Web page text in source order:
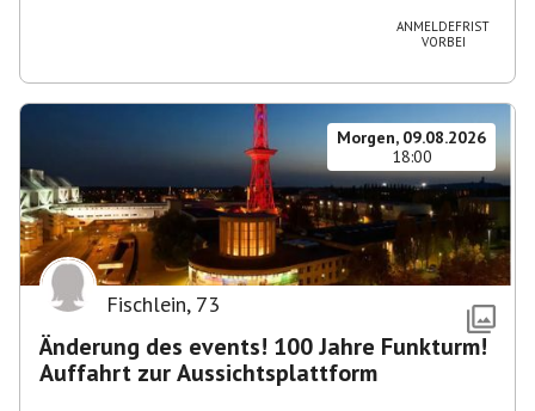
ANMELDEFRIST
VORBEI
Morgen, 09.08.2026
18:00
Fischlein, 73
Änderung des events! 100 Jahre Funkturm!
Auffahrt zur Aussichtsplattform